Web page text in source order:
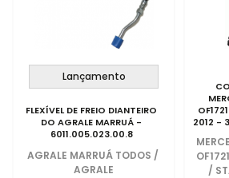
Lançamento
FLEXÍVEL DE FREIO DIANTEIRO
DO AGRALE MARRUÁ -
6011.005.023.00.8
AGRALE MARRUÁ TODOS /
AGRALE
2012 -
/